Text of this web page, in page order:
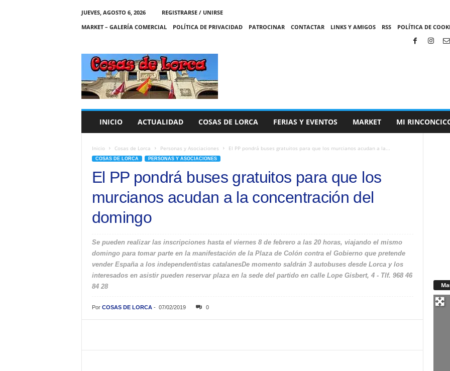
JUEVES, AGOSTO 6, 2026
REGISTRARSE / UNIRSE
MARKET – GALERÍA COMERCIAL
POLÍTICA DE PRIVACIDAD PATROCINAR CONTACTAR LINKS Y AMIGOS RSS POLÍTICA DE
C
A
S
INICIO ACTUALIDAD COSAS DE LORCA FERIAS Y EVENTOS MARKET MI
Inicio Cosas de Lorca Personas y Asociaciones El PP pondrá buses gratuitos para que los murcianos acudan a la...
COSAS DE LORCA PERSONAS Y ASOCIACIONES
El PP pondrá buses gratuitos para que los
murcianos acudan a la concentración del
domingo
Se pueden realizar las inscripciones hasta el viernes 8 de febrero a las 20 horas, viajando el mismo
domingo para tomar parte en la manifestación de la Plaza de Colón contra el Gobierno que pretende
vender España a los independentistas catalanesDe momento saldrán 3 autobuses desde Lorca y los
interesados en asistir pueden reservar plaza en la sede del partido en calle Lope Gisbert, 4 - Tlf. 968 46
84 28
Por COSAS DE LORCA- 07/02/2019 0